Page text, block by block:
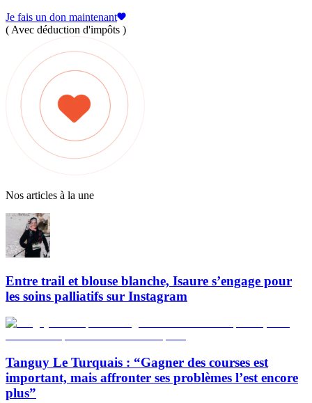
Je fais un don maintenant
( Avec déduction d'impôts )
Nos articles à la une
Entre trail et blouse blanche, Isaure s’engage pour
les soins palliatifs sur Instagram
Tanguy Le Turquais : “Gagner des courses est
important, mais affronter ses problèmes l’est encore
plus”